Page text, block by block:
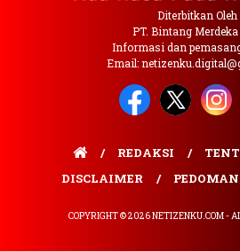
Diterbitkan Oleh
PT. Bintang
Informasi dan
Email:
REDAKSI
DISCLAIMER
COPYRIGHT © 2026 NETIZENKU.COM -